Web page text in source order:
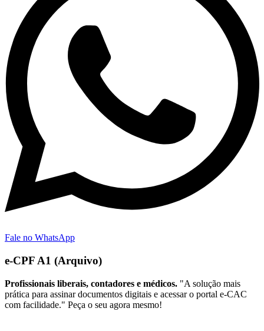
Fale no WhatsApp
e-CPF A1 (Arquivo)
Profissionais liberais, contadores e médicos. "A solução mais
prática para assinar documentos digitais e acessar o portal e-CAC
com facilidade." Peça o seu agora mesmo!